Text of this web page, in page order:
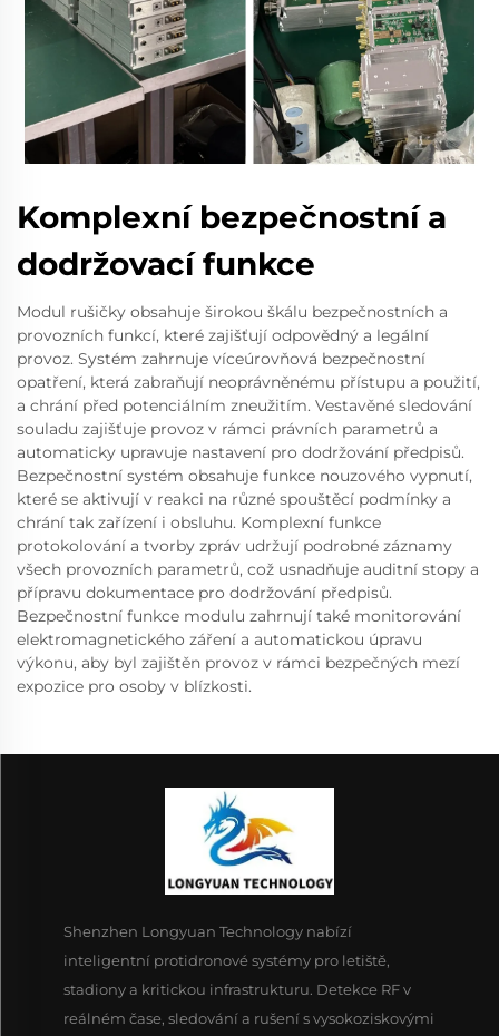
Komplexní bezpečnostní a
dodržovací funkce
Modul rušičky obsahuje širokou škálu bezpečnostních a
provozních funkcí, které zajišťují odpovědný a legální
provoz. Systém zahrnuje víceúrovňová bezpečnostní
opatření, která zabraňují neoprávněnému přístupu a použití,
a chrání před potenciálním zneužitím. Vestavěné sledování
souladu zajišťuje provoz v rámci právních parametrů a
automaticky upravuje nastavení pro dodržování předpisů.
Bezpečnostní systém obsahuje funkce nouzového vypnutí,
které se aktivují v reakci na různé spouštěcí podmínky a
chrání tak zařízení i obsluhu. Komplexní funkce
protokolování a tvorby zpráv udržují podrobné záznamy
všech provozních parametrů, což usnadňuje auditní stopy a
přípravu dokumentace pro dodržování předpisů.
Bezpečnostní funkce modulu zahrnují také monitorování
elektromagnetického záření a automatickou úpravu
výkonu, aby byl zajištěn provoz v rámci bezpečných mezí
expozice pro osoby v blízkosti.
Shenzhen Longyuan Technology nabízí
inteligentní protidronové systémy pro letiště,
stadiony a kritickou infrastrukturu. Detekce RF v
reálném čase, sledování a rušení s vysokoziskovými